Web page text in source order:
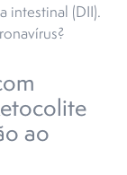
intestinal (DII).
ao